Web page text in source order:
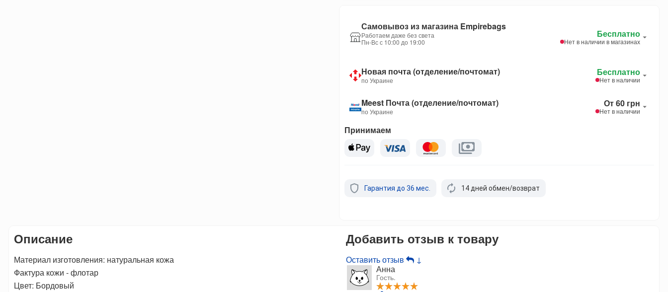
Самовывоз из магазина Empirebags
Работаем даже без света
Пн-Вс с 10:00 до 19:00
Бесплатно
Нет в наличии в магазинах
Новая почта (отделение/почтомат)
по Украине
Бесплатно
Нет в наличии
Meest Почта (отделение/почтомат)
по Украине
От 60 грн
Нет в наличии
Принимаем
Гарантия до 36 мес. 14 дней обмен/возврат
Описание
Материал изготовления: натуральная кожа
Фактура кожи - флотар
Цвет: Бордовый
Добавить отзыв к товару
Оставить отзыв
↓
Анна
Гость.